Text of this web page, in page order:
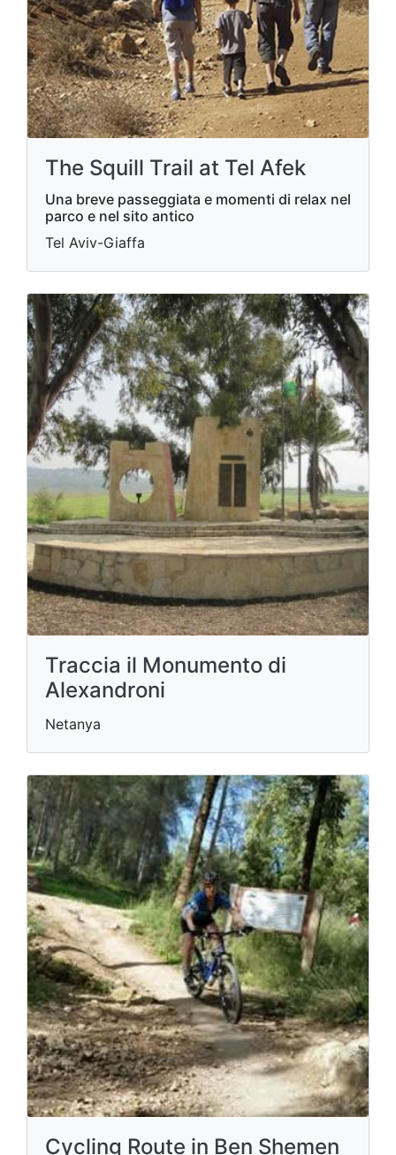
The Squill Trail at Tel Afek
Una breve passeggiata e momenti di relax nel
parco e nel sito antico
Tel Aviv-Giaffa
Traccia il Monumento di
Alexandroni
Netanya
Cycling Route in Ben Shemen